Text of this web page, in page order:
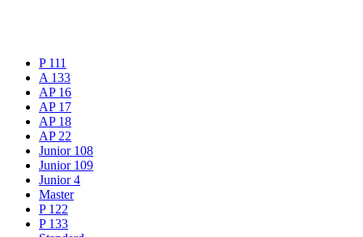
P 111
A 133
AP 16
AP 17
AP 18
AP 22
Junior 108
Junior 109
Junior 4
Master
P 122
P 133